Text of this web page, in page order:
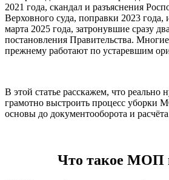
2021 года, скандал и разъяснения
Верховного суда, поправки 2023
марта 2025 года, затронувшие сразу
постановления Правительства.
прежнему работают по устаревшим
В этой статье расскажем, что реально
грамотно выстроить процесс уборки
основы до документооборота и
Что такое